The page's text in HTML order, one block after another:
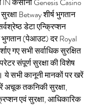
Betway शीर्ष भुगतान
डेटा एन्क्रिप्शन
भुगतान (पेआउट) दर Royal
गए सभी सर्वाधिक सुरक्षित
संपूर्ण सुरक्षा की विशेष
ये सभी कानूनी मानकों पर खरें
अचूक तकनिकी सुरक्षा,
एवं सुरक्षा, आधिकारिक